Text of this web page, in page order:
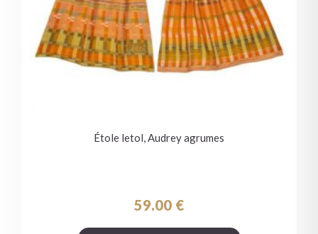
Étole letol, Audrey agrumes
59.00 €